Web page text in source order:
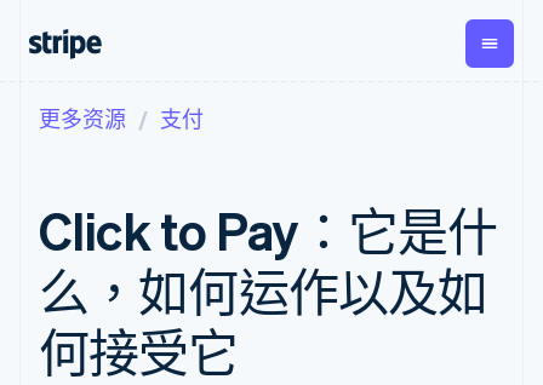
支付
在线支付
Managed
Payments
备案商家解决
方案
Payment links
无代码支付
经常性收入
Metronome
按用量计费
Subscriptions
订阅管理
Invoicing
一次性或定期
Global
Payouts
向第三
方打款
按企业阶段
按应用场景
智能体商务
加密货币
文档
库与 SDK
Stripe Apps
指南
学习
指南
支持
获取支持
更多资源 支付
Click to Pay：它是什
么，如何运作以及如
何接受它